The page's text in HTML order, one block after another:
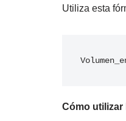
Utiliza esta
Cómo utilizar